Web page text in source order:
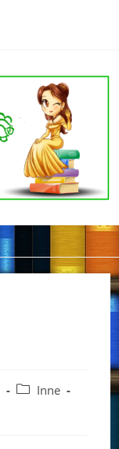
PostInne